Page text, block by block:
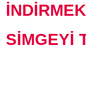
SİMGEYİ